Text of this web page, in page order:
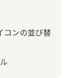
コンの並び替